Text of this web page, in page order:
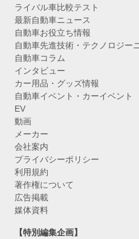
ライバル車比較テスト
最新自動車ニュース
自動車お役立ち情報
自動車先進技術・テクノロジー
自動車コラム
インタビュー
カー用品・グッズ情報
自動車イベント・カーイベント
EV
動画
メーカー
会社案内
プライバシーポリシー
利用規約
著作権について
広告掲載
媒体資料
【特別編集企画】